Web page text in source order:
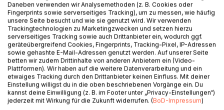
vor allem für seine erfolgreichen Gewerbebetriebe und als
beliebtes Tourismusziel bekannt.
Aufgrund des großen Umfanges an interessanten Themen
über das Zillertal kann dieses Buch nur eine Auswahl liefern.
Nach Stellungnahmen bekannter Persönlichkeiten des
öffentlichen Lebens, die dieses Buch einleiten, werden die
naturräumlichen Besonderheiten, die die Grundlage des
Lebens und der Entwicklung der Region bilden, aufgezeigt.
Nach einer geographischen Übersicht über das Tal folgt
eine Darstellung des geologischen Aufbaues und der
Daneben verwenden wir Analysemethoden (z. B. Cookies oder
Fingerprints sowie serverseitiges Tracking), um zu messen, wie häufig
unsere Seite besucht und wie sie genutzt wird. Wir verwenden
Trackingtechnologien zu Marketingzwecken und setzen hierzu
serverseitiges Tracking sowie auch Drittanbieter ein, wodurch ggf.
geräteübergreifend Cookies, Fingerprints, Tracking-Pixel, IP-Adressen
sowie gehashte E-Mail-Adressen genutzt werden. Auf unserer Seite
betten wir zudem Drittinhalte von anderen Anbietern ein (Video-
Plattformen). Wir haben auf die weitere Datenverarbeitung und ein
etwaiges Tracking durch den Drittanbieter keinen Einfluss. Mit deiner
Einstellung willigst du in die oben beschriebenen Vorgänge ein. Du
kannst deine Einwilligung (z. B. im Footer unter „Privacy-Einstellungen“)
jederzeit mit Wirkung für die Zukunft widerrufen. (BoD-Impressum)